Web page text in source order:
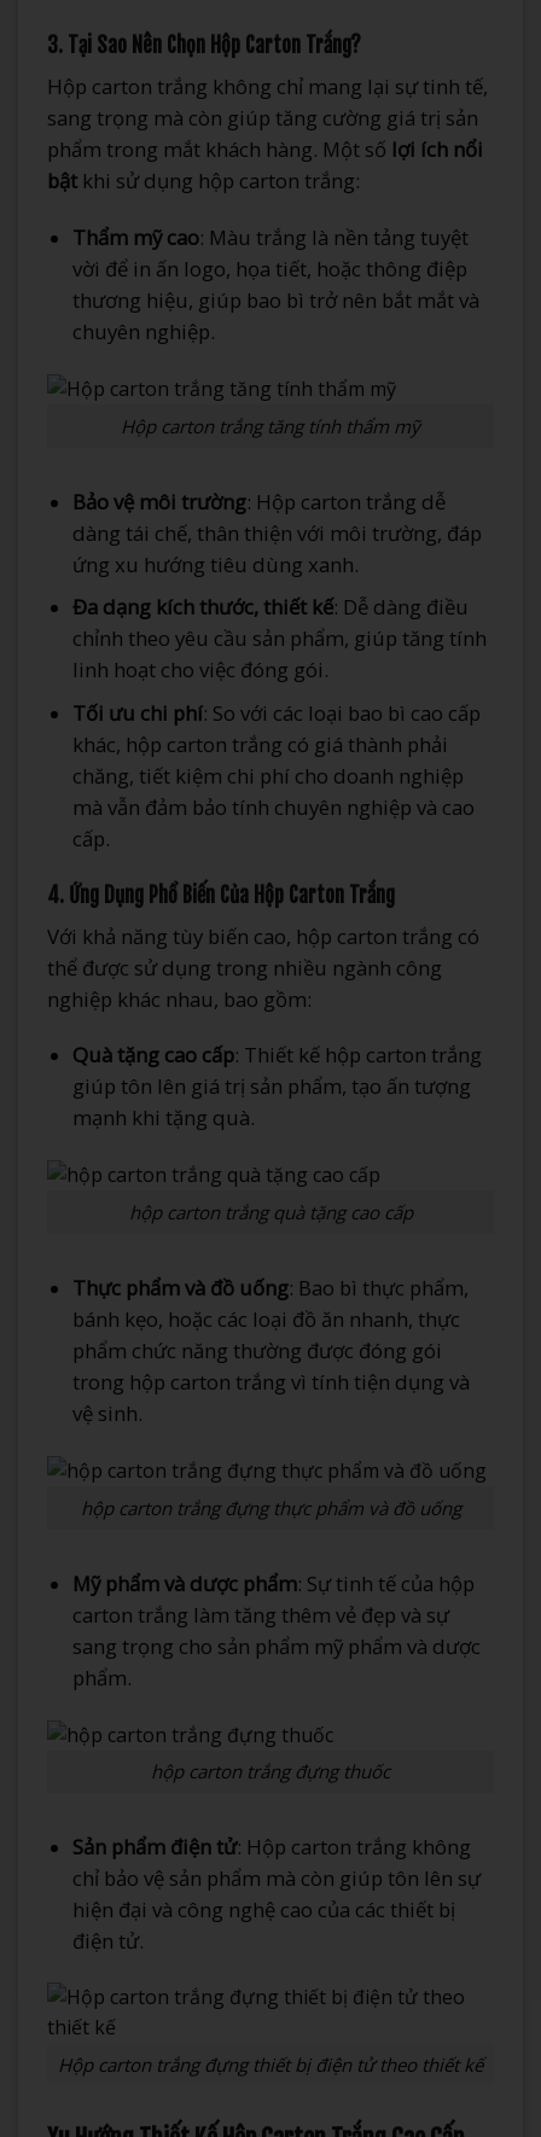
3. Tại Sao Nên Chọn Hộp Carton Trắng?
Hộp carton trắng không chỉ mang lại sự tinh tế,
sang trọng mà còn giúp tăng cường giá trị sản
phẩm trong mắt khách hàng. Một số lợi ích nổi
bật khi sử dụng hộp carton trắng:
Thẩm mỹ cao: Màu trắng là nền tảng tuyệt
vời để in ấn logo, họa tiết, hoặc thông điệp
thương hiệu, giúp bao bì trở nên bắt mắt và
chuyên nghiệp.
Hộp carton trắng tăng tính thẩm mỹ
Bảo vệ môi trường: Hộp carton trắng dễ
dàng tái chế, thân thiện với môi trường, đáp
ứng xu hướng tiêu dùng xanh.
Đa dạng kích thước, thiết kế: Dễ dàng điều
chỉnh theo yêu cầu sản phẩm, giúp tăng tính
linh hoạt cho việc đóng gói.
Tối ưu chi phí: So với các loại bao bì cao cấp
khác, hộp carton trắng có giá thành phải
chăng, tiết kiệm chi phí cho doanh nghiệp
mà vẫn đảm bảo tính chuyên nghiệp và cao
cấp.
4. Ứng Dụng Phổ Biến Của Hộp Carton Trắng
Với khả năng tùy biến cao, hộp carton trắng có
thể được sử dụng trong nhiều ngành công
nghiệp khác nhau, bao gồm:
Quà tặng cao cấp: Thiết kế hộp carton trắng
giúp tôn lên giá trị sản phẩm, tạo ấn tượng
mạnh khi tặng quà.
hộp carton trắng quà tặng cao cấp
Thực phẩm và đồ uống: Bao bì thực phẩm,
bánh kẹo, hoặc các loại đồ ăn nhanh, thực
phẩm chức năng thường được đóng gói
trong hộp carton trắng vì tính tiện dụng và
vệ sinh.
hộp carton trắng đựng thực phẩm và đồ uống
Mỹ phẩm và dược phẩm: Sự tinh tế của hộp
carton trắng làm tăng thêm vẻ đẹp và sự
sang trọng cho sản phẩm mỹ phẩm và dược
phẩm.
hộp carton trắng đựng thuốc
Sản phẩm điện tử: Hộp carton trắng không
chỉ bảo vệ sản phẩm mà còn giúp tôn lên sự
hiện đại và công nghệ cao của các thiết bị
điện tử.
Hộp carton trắng đựng thiết bị điện tử theo thiết kế